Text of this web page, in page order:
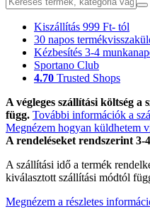
Kiszállítás 999 Ft- tól
30 napos
Kézbesítés 3-4
Sportano Club
4.70 Trusted Shops
A végleges szállítási költség
függ. További információk a
Megnézem hogyan küldhetem
A rendeléseket rendszerint
A szállítási idő a termék
kiválasztott szállítási módtól
Megnézem a részletes